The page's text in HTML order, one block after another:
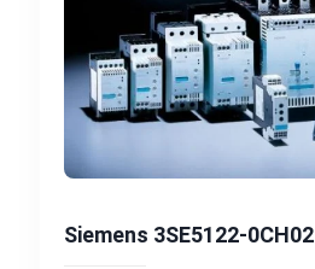
Siemens 3SE5122-0CH02